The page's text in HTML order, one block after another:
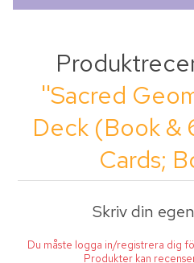
Sacred
Deck (Book &
Cards;
Skriv din
Du måste logga in/registrera dig
Produkter kan